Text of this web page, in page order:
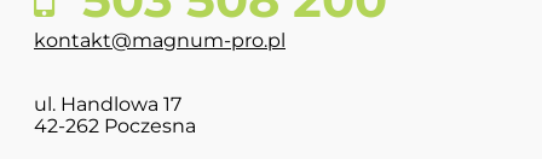
kontakt@magnum-pro.pl
ul. Handlowa 17
42-262 Poczesna